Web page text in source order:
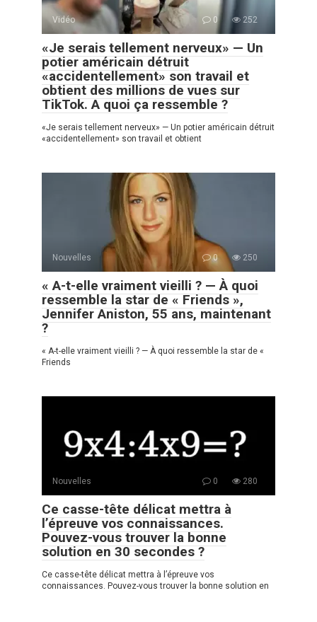
Vidéo 0 252
«Je serais tellement nerveux» — Un
potier américain détruit
«accidentellement» son travail et
obtient des millions de vues sur
TikTok. A quoi ça ressemble ?
«Je serais tellement nerveux» — Un potier américain détruit
«accidentellement» son travail et obtient
Nouvelles 0 250
« A-t-elle vraiment vieilli ? — À quoi
ressemble la star de « Friends »,
Jennifer Aniston, 55 ans, maintenant
?
« A-t-elle vraiment vieilli ? — À quoi ressemble la star de «
Friends
Nouvelles 0 280
Ce casse-tête délicat mettra à
l’épreuve vos connaissances.
Pouvez-vous trouver la bonne
solution en 30 secondes ?
Ce casse-tête délicat mettra à l’épreuve vos
connaissances. Pouvez-vous trouver la bonne solution en